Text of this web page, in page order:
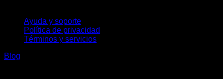
Ayuda y soporte
Política de privacidad
Términos y servicios
Blog